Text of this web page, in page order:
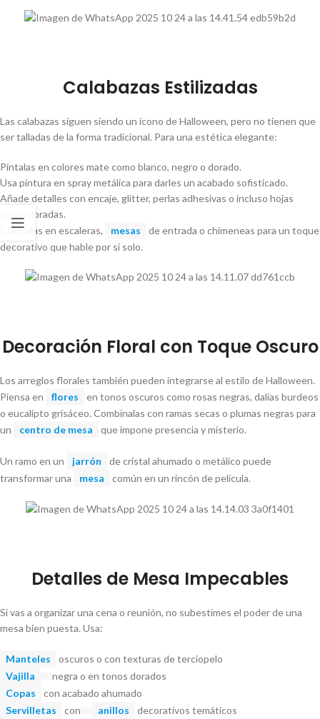
Calabazas Estilizadas
Las calabazas siguen siendo un ícono de Halloween, pero no tienen que
ser talladas de la forma tradicional. Para una estética elegante:
Píntalas en colores mate como blanco, negro o dorado.
Usa pintura en spray metálica para darles un acabado sofisticado.
Añade detalles con encaje, glitter, perlas adhesivas o incluso hojas
secas doradas.
Colócalas en escaleras,
mesas
de entrada o chimeneas para un toque
decorativo que hable por sí solo.
Decoración Floral con Toque Oscuro
Los arreglos florales también pueden integrarse al estilo de Halloween.
Piensa en
flores
en tonos oscuros como rosas negras, dalias burdeos
o eucalipto grisáceo. Combínalas con ramas secas o plumas negras para
un
centro de mesa que impone presencia y misterio.
Un ramo en un jarrón
de cristal ahumado o metálico puede
transformar una
mesa común en un rincón de película.
Detalles de Mesa Impecables
Si vas a organizar una cena o reunión, no subestimes el poder de una
mesa bien puesta. Usa:
Manteles
oscuros o con texturas de terciopelo
Vajilla
negra o en tonos dorados
Copas
con acabado ahumado
Servilletas
con anillos decorativos temáticos